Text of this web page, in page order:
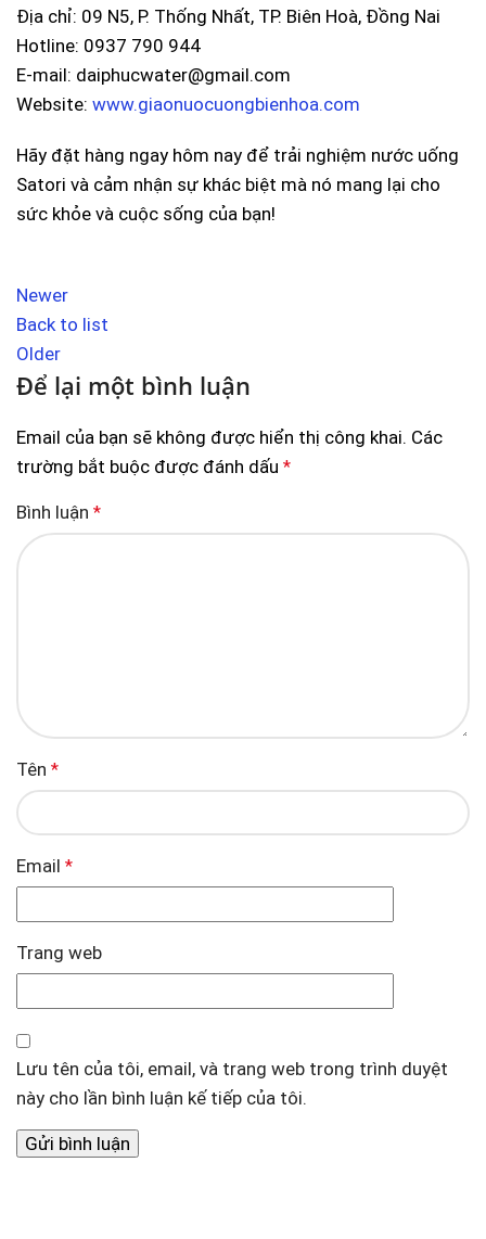
Địa chỉ: 09 N5, P. Thống Nhất, TP. Biên Hoà, Đồng Nai
Hotline: 0937 790 944
E-mail: daiphucwater@gmail.com
Website: www.giaonuocuongbienhoa.com
Hãy đặt hàng ngay hôm nay để trải nghiệm nước uống
Satori và cảm nhận sự khác biệt mà nó mang lại cho
sức khỏe và cuộc sống của bạn!
Newer
Back to list
Older
Để lại một bình luận
Email của bạn sẽ không được hiển thị công khai. Các
trường bắt buộc được đánh dấu *
Bình luận *
Tên *
Email *
Trang web
Lưu tên của tôi, email, và trang web trong trình duyệt
này cho lần bình luận kế tiếp của tôi.